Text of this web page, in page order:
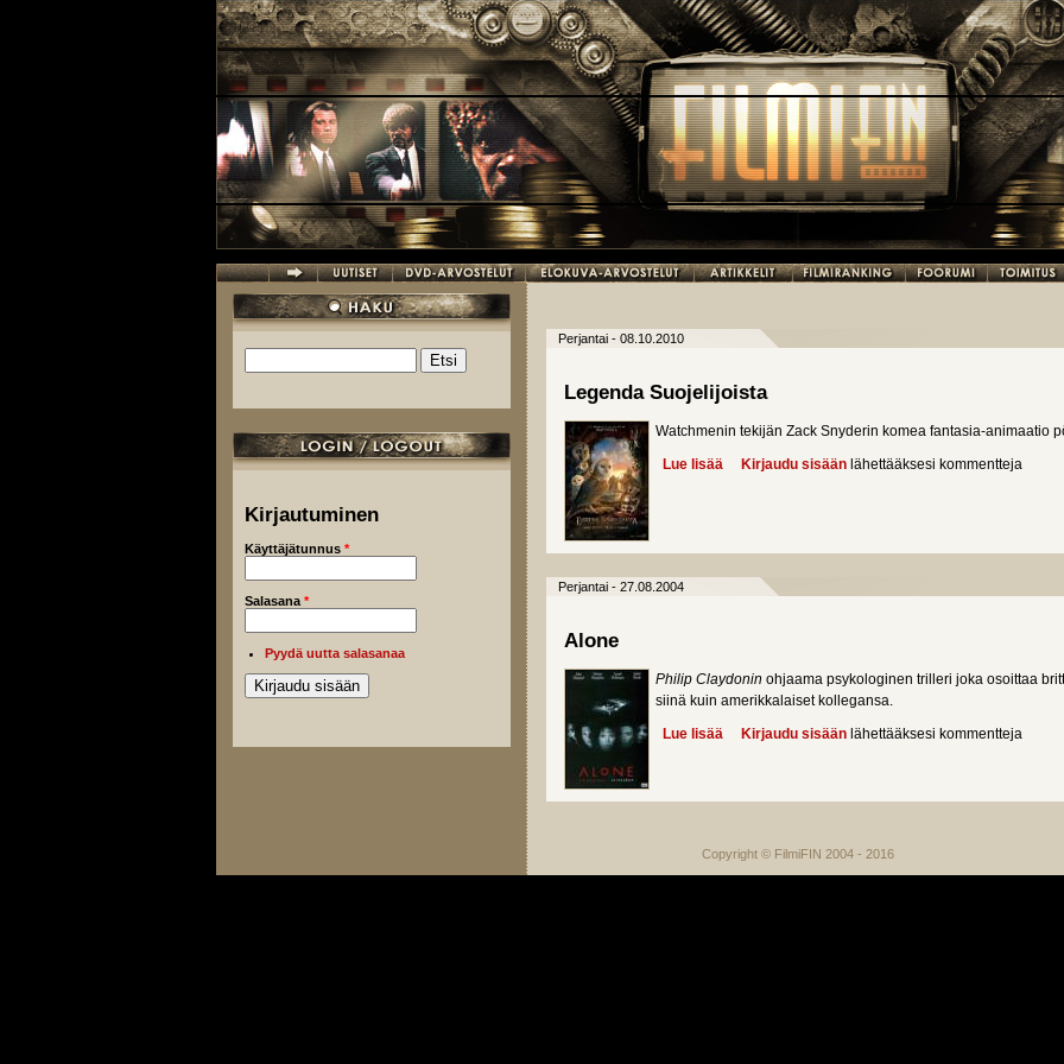
Hakulomake
Kirjautuminen
Käyttäjätunnus *
Salasana *
Pyydä uutta salasanaa
Perjantai - 08.10.2010
Legenda Suojelijoista
Watchmenin tekijän Zack Snyderin komea fantasia-animaatio
Lue lisää about Legenda Suojelijoista
Kirjaudu sisään lähettääksesi kommentteja
Perjantai - 27.08.2004
Alone
Philip Claydonin ohjaama psykologinen trilleri joka osoittaa
siinä kuin amerikkalaiset kollegansa.
Lue lisää about Alone
Kirjaudu sisään lähettääksesi kommentteja
Copyright © FilmiFIN 2004 - 2016